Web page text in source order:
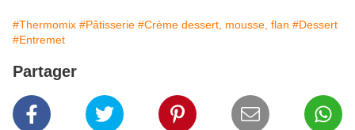
#Thermomix #Pâtisserie #Crème dessert, mousse, flan #Dessert
#Entremet
Partager